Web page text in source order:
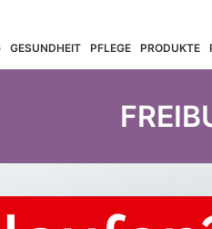
GESUNDHEIT PFLEGE PRODUKTE